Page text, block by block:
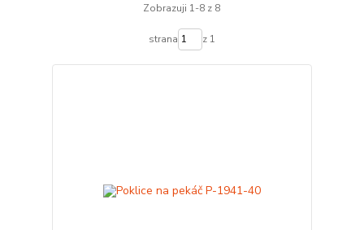
Zobrazuji 1-8 z 8
strana z 1